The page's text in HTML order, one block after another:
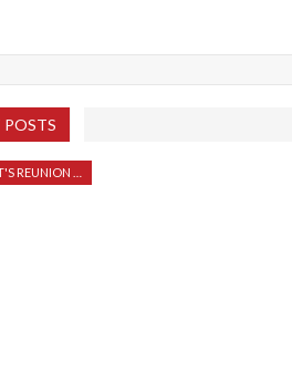
POSTS